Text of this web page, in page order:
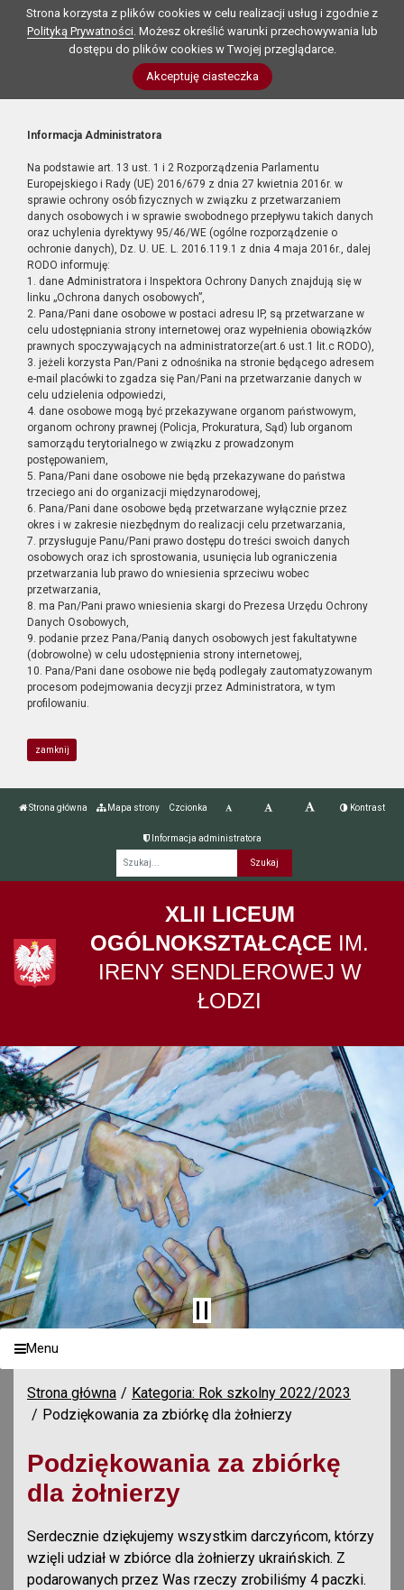
Strona korzysta z plików cookies w celu realizacji usług i zgodnie z
Polityką Prywatności. Możesz określić warunki przechowywania lub
dostępu do plików cookies w Twojej przeglądarce.
Akceptuję ciasteczka
Informacja Administratora
Na podstawie art. 13 ust. 1 i 2 Rozporządzenia Parlamentu
Europejskiego i Rady (UE) 2016/679 z dnia 27 kwietnia 2016r. w
sprawie ochrony osób fizycznych w związku z przetwarzaniem
danych osobowych i w sprawie swobodnego przepływu takich danych
oraz uchylenia dyrektywy 95/46/WE (ogólne rozporządzenie o
ochronie danych), Dz. U. UE. L. 2016.119.1 z dnia 4 maja 2016r., dalej
RODO informuję:
1. dane Administratora i Inspektora Ochrony Danych znajdują się w
linku „Ochrona danych osobowych”,
2. Pana/Pani dane osobowe w postaci adresu IP, są przetwarzane w
celu udostępniania strony internetowej oraz wypełnienia obowiązków
prawnych spoczywających na administratorze(art.6 ust.1 lit.c RODO),
3. jeżeli korzysta Pan/Pani z odnośnika na stronie będącego adresem
e-mail placówki to zgadza się Pan/Pani na przetwarzanie danych w
celu udzielenia odpowiedzi,
4. dane osobowe mogą być przekazywane organom państwowym,
organom ochrony prawnej (Policja, Prokuratura, Sąd) lub organom
samorządu terytorialnego w związku z prowadzonym
postępowaniem,
5. Pana/Pani dane osobowe nie będą przekazywane do państwa
trzeciego ani do organizacji międzynarodowej,
6. Pana/Pani dane osobowe będą przetwarzane wyłącznie przez
okres i w zakresie niezbędnym do realizacji celu przetwarzania,
7. przysługuje Panu/Pani prawo dostępu do treści swoich danych
osobowych oraz ich sprostowania, usunięcia lub ograniczenia
przetwarzania lub prawo do wniesienia sprzeciwu wobec
przetwarzania,
8. ma Pan/Pani prawo wniesienia skargi do Prezesa Urzędu Ochrony
Danych Osobowych,
9. podanie przez Pana/Panią danych osobowych jest fakultatywne
(dobrowolne) w celu udostępnienia strony internetowej,
10. Pana/Pani dane osobowe nie będą podlegały zautomatyzowanym
procesom podejmowania decyzji przez Administratora, w tym
profilowaniu.
zamknij
Strona główna Mapa strony Czcionka Kontrast
Informacja administratora
XLII LICEUM
OGÓLNOKSZTAŁCĄCE IM.
IRENY SENDLEROWEJ W
ŁODZI
Menu
Strona główna
Kategoria: Rok szkolny 2022/2023
Podziękowania za zbiórkę dla żołnierzy
Podziękowania za zbiórkę
dla żołnierzy
Serdecznie dziękujemy wszystkim darczyńcom, którzy
wzięli udział w zbiórce dla żołnierzy ukraińskich. Z
podarowanych przez Was rzeczy zrobiliśmy 4 paczki.